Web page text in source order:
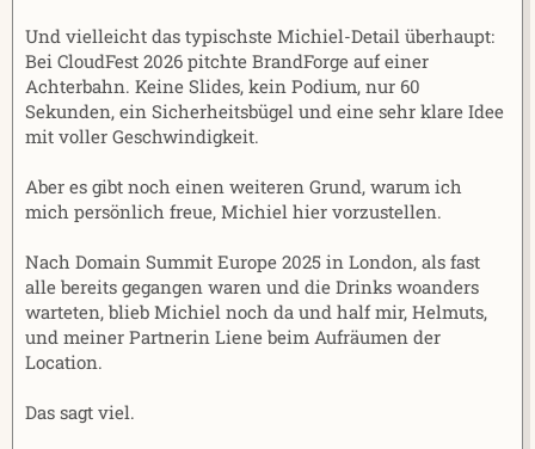
Und vielleicht das typischste Michiel-Detail überhaupt:
Bei CloudFest 2026 pitchte BrandForge auf einer
Achterbahn. Keine Slides, kein Podium, nur 60
Sekunden, ein Sicherheitsbügel und eine sehr klare Idee
mit voller Geschwindigkeit.
Aber es gibt noch einen weiteren Grund, warum ich
mich persönlich freue, Michiel hier vorzustellen.
Nach Domain Summit Europe 2025 in London, als fast
alle bereits gegangen waren und die Drinks woanders
warteten, blieb Michiel noch da und half mir, Helmuts,
und meiner Partnerin Liene beim Aufräumen der
Location.
Das sagt viel.